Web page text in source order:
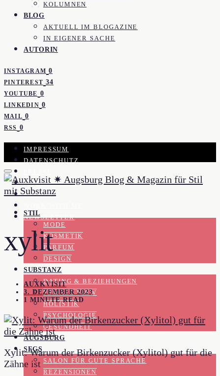
KOLUMNEN
BLOG
AKTUELL IM BLOGAZINE
IN EIGENER SACHE
AUTORIN
INSTAGRAM 0
PINTEREST 34
YOUTUBE 0
LINKEDIN 0
MAIL 0
RSS 0
IMPRESSUM
DATENSCHUTZ
KOOPERATION
KONTAKT
NEWSLETTER
STIL
MODE
KOSMETIK
PARFUM
DESIGN
SUBSTANZ
DATING & BEZIEHUNGEN
FEMALE VIEW
HOLISTIK
PSYCHOLOGIE
GESUNDHEIT
AUGSBURG
SFGS
SALON FÜR GUTE SPRACHE
REZENSIONEN
xylit
AUXKVISIT
3. DEZEMBER 2023
1 MINUTE READ
Xylit: Warum der Birkenzucker (Xylitol) gut für die
Zähne ist